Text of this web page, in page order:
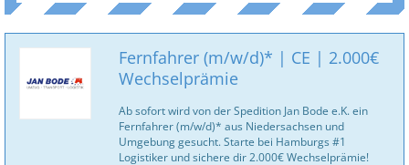
Fernfahrer (m/w/d)* | CE | 2.000€
Wechselprämie
Ab sofort wird von der Spedition Jan Bode e.K. ein
Fernfahrer (m/w/d)* aus Niedersachsen und
Umgebung gesucht. Starte bei Hamburgs #1
Logistiker und sichere dir 2.000€ Wechselprämie!